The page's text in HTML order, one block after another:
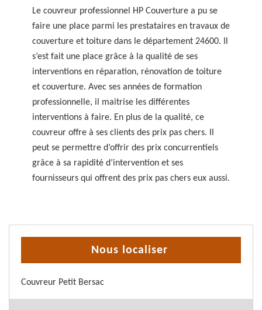
Le couvreur professionnel HP Couverture a pu se
faire une place parmi les prestataires en travaux de
couverture et toiture dans le département 24600. Il
s’est fait une place grâce à la qualité de ses
interventions en réparation, rénovation de toiture
et couverture. Avec ses années de formation
professionnelle, il maitrise les différentes
interventions à faire. En plus de la qualité, ce
couvreur offre à ses clients des prix pas chers. Il
peut se permettre d’offrir des prix concurrentiels
grâce à sa rapidité d’intervention et ses
fournisseurs qui offrent des prix pas chers eux aussi.
Nous localiser
Couvreur Petit Bersac